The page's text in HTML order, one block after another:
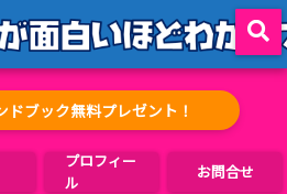
ブック無料プレゼント！
プロフィー
ル
お問合せ